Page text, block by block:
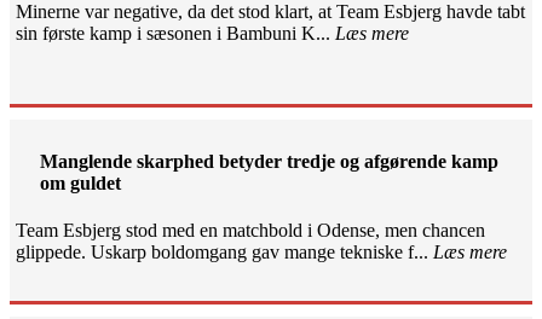
Minerne var negative, da det stod klart, at Team Esbjerg havde tabt
sin første kamp i sæsonen i Bambuni K... Læs mere
Manglende skarphed betyder tredje og afgørende kamp
om guldet
Team Esbjerg stod med en matchbold i Odense, men chancen
glippede. Uskarp boldomgang gav mange tekniske f... Læs mere